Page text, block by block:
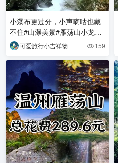
小瀑布更过分，小声嘀咕也藏
不住#山瀑美景#雁荡山小龙湫
景区这是浙江温州雁荡山灵岩
景区内的小龙湫瀑布，
可爱旅行小吉祥物  159